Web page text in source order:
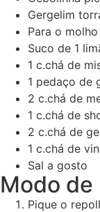
Gergelim
Para o molho
Suco de 1
1 c.chá de
1 pedaço de
2 c.chá de
1 c.chá de
2 c.chá de
1 c.chá de
Sal a gosto
Modo de
Pique o